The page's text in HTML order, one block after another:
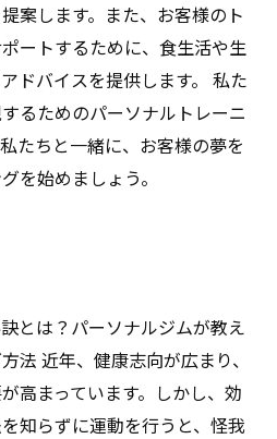
案します。また、お客様のト
ートするために、食生活や生
ドバイスを提供します。 私た
るためのパーソナルトレーニ
たちと一緒に、お客様の夢を
を始めましょう。
とは？パーソナルジムが教え
法 近年、健康志向が広まり、
高まっています。しかし、効
知らずに運動を行うと、怪我